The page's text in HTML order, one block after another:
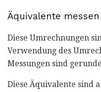
Äquivalente messen
Diese Umrechnungen
Verwendung des
Messungen sind
Diese Äquivalente sind